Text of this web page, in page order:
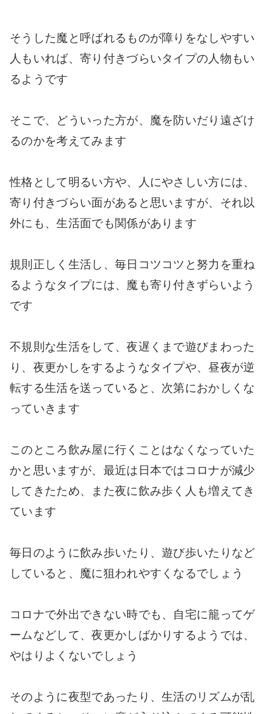
そうした魔と呼ばれるものが障りをなしやすい
人もいれば、寄り付きづらいタイプの人物もい
るようです
そこで、どういった方が、魔を防いだり遠ざけ
るのかを考えてみます
性格として明るい方や、人にやさしい方には、
寄り付きづらい面があると思いますが、それ以
外にも、生活面でも関係があります
規則正しく生活し、毎日コツコツと努力を重ね
るようなタイプには、魔も寄り付きずらいよう
です
不規則な生活をして、夜遅くまで遊びまわった
り、夜更かしをするようなタイプや、昼夜が逆
転する生活を送っていると、次第におかしくな
っていきます
このところ飲み屋に行くことはなくなっていた
かと思いますが、最近は日本ではコロナが減少
してきたため、また夜に飲み歩く人も増えてき
ています
毎日のように飲み歩いたり、遊び歩いたりなど
していると、魔に狙われやすくなるでしょう
コロナで外出できない時でも、自宅に籠ってゲ
ームなどして、夜更かしばかりするようでは、
やはりよくないでしょう
そのように夜型であったり、生活のリズムが乱